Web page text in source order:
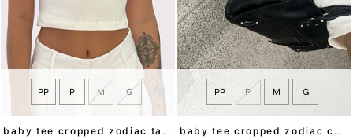
baby tee cropped zodiac taurus mundo lolita
PP P M G
baby tee cropped zodiac capricorn mundo lolita
PP P M G